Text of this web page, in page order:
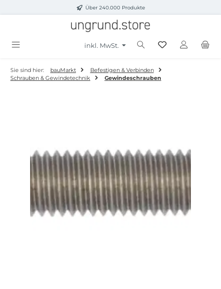
Zum Hauptinhalt springenÜber 240.000 Produkte
inkl. MwSt.
Sie sind hier: bauMarkt
Befestigen & Verbinden
Schrauben & Gewindetechnik
Gewindeschrauben